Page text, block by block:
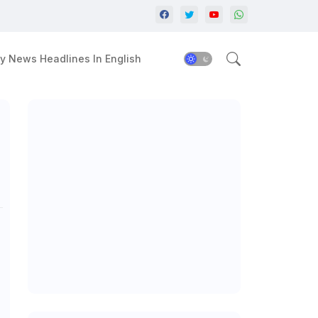
News Headlines In English